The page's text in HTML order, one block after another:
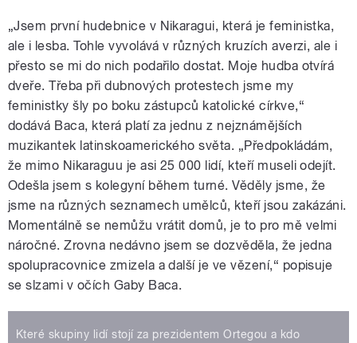
„Jsem první hudebnice v Nikaragui, která je feministka,
ale i lesba. Tohle vyvolává v různých kruzích averzi, ale i
přesto se mi do nich podařilo dostat. Moje hudba otvírá
dveře. Třeba při dubnových protestech jsme my
feministky šly po boku zástupců katolické církve,“
dodává Baca, která platí za jednu z nejznámějších
muzikantek latinskoamerického světa. „Předpokládám,
že mimo Nikaraguu je asi 25 000 lidí, kteří museli odejít.
Odešla jsem s kolegyní během turné. Věděly jsme, že
jsme na různých seznamech umělců, kteří jsou zakázáni.
Momentálně se nemůžu vrátit domů, je to pro mě velmi
náročné. Zrovna nedávno jsem se dozvěděla, že jedna
spolupracovnice zmizela a další je ve vězení,“ popisuje
se slzami v očích Gaby Baca.
Které skupiny lidí stojí za prezidentem Ortegou a kdo